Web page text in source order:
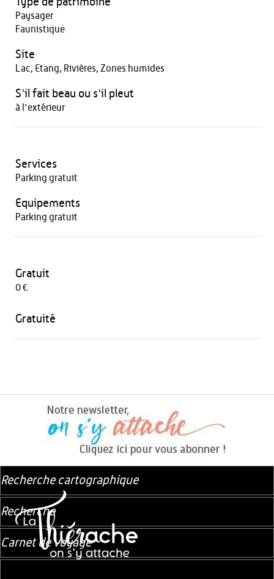
Paysager
Faunistique
Site
Lac, Etang, Rivières, Zones humides
S'il fait beau ou s'il pleut
à l'extérieur
Services
Parking gratuit
Equipements
Parking gratuit
Gratuit
0 €
Gratuité
Recherche cartographique
Recherche
Carnet de voyage